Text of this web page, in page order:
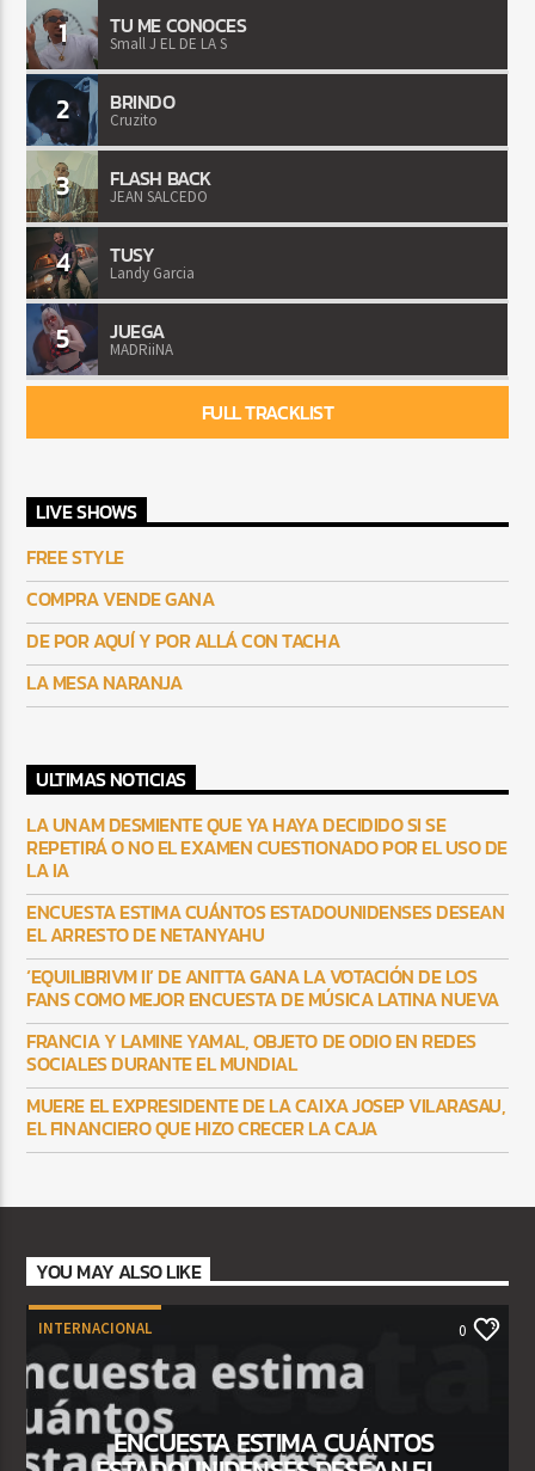
1 TU ME CONOCES
Small J EL DE LA S
2 BRINDO
Cruzito
3 FLASH BACK
JEAN SALCEDO
4 TUSY
Landy Garcia
5 JUEGA
MADRiiNA
FULL TRACKLIST
LIVE SHOWS
FREE STYLE
COMPRA VENDE GANA
DE POR AQUÍ Y POR ALLÁ CON TACHA
LA MESA NARANJA
ULTIMAS NOTICIAS
LA UNAM DESMIENTE QUE YA HAYA DECIDIDO SI SE
REPETIRÁ O NO EL EXAMEN CUESTIONADO POR EL USO DE
LA IA
ENCUESTA ESTIMA CUÁNTOS ESTADOUNIDENSES DESEAN
EL ARRESTO DE NETANYAHU
‘EQUILIBRIVM II’ DE ANITTA GANA LA VOTACIÓN DE LOS
FANS COMO MEJOR ENCUESTA DE MÚSICA LATINA NUEVA
FRANCIA Y LAMINE YAMAL, OBJETO DE ODIO EN REDES
SOCIALES DURANTE EL MUNDIAL
MUERE EL EXPRESIDENTE DE LA CAIXA JOSEP VILARASAU,
EL FINANCIERO QUE HIZO CRECER LA CAJA
YOU MAY ALSO LIKE
INTERNACIONAL 0
ENCUESTA ESTIMA CUÁNTOS